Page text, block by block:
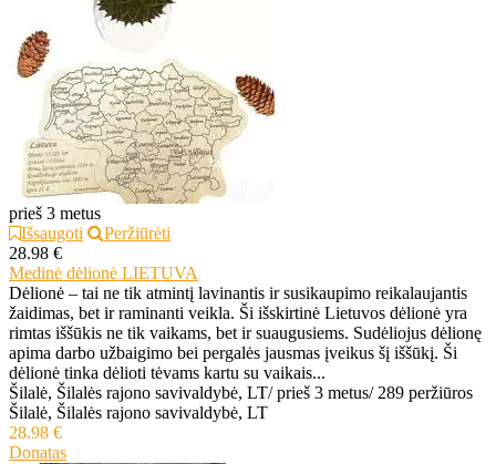
prieš 3 metus
Išsaugoti
Peržiūrėti
28.98 €
Medinė dėlionė LIETUVA
Dėlionė – tai ne tik atmintį lavinantis ir susikaupimo reikalaujantis
žaidimas, bet ir raminanti veikla. Ši išskirtinė Lietuvos dėlionė yra
rimtas iššūkis ne tik vaikams, bet ir suaugusiems. Sudėliojus dėlionę
apima darbo užbaigimo bei pergalės jausmas įveikus šį iššūkį. Ši
dėlionė tinka dėlioti tėvams kartu su vaikais...
Šilalė, Šilalės rajono savivaldybė, LT/ prieš 3 metus/ 289 peržiūros
Šilalė, Šilalės rajono savivaldybė, LT
28.98 €
Donatas